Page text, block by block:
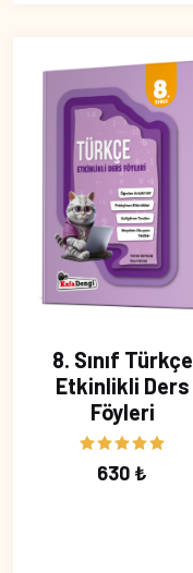
8. Sınıf Türkçe
Etkinlikli Ders
Föyleri
630 ₺